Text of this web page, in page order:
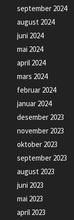
september 2024
august 2024
juni 2024
mai 2024
april 2024
mars 2024
februar 2024
januar 2024
desember 2023
november 2023
oktober 2023
september 2023
august 2023
juni 2023
mai 2023
april 2023